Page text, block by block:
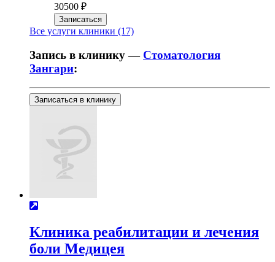
30500 ₽
Записаться
Все услуги клиники (17)
Запись в клинику — Стоматология
Зангари:
Записаться в клинику
Клиника реабилитации и лечения
боли Медицея